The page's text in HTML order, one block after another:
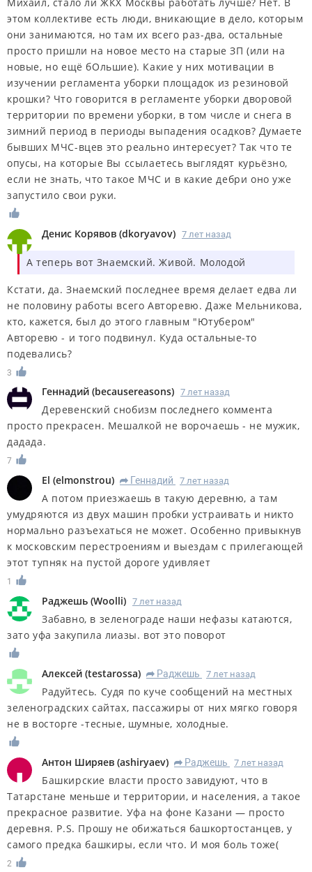
этом коллективе есть люди, вникающие в дело, которым
они занимаются, но там их всего раз-два, остальные
просто пришли на новое место на старые ЗП (или на
новые, но ещё бОльшие). Какие у них мотивации в
изучении регламента уборки площадок из резиновой
крошки? Что говорится в регламенте уборки дворовой
территории по времени уборки, в том числе и снега в
зимний период в периоды выпадения осадков? Думаете
бывших МЧС-вцев это реально интересует? Так что те
опусы, на которые Вы ссылаетесь выглядят курьёзно,
если не знать, что такое МЧС и в какие дебри оно уже
запустило свои руки.
Денис Корявов (dkoryavov) 7 лет назад
А теперь вот Знаемский. Живой. Молодой
Кстати, да. Знаемский последнее время делает едва ли
не половину работы всего Авторевю. Даже Мельникова,
кто, кажется, был до этого главным "Ютубером"
Авторевю - и того подвинул. Куда остальные-то
подевались?
3
Геннадий (becausereasons) 7 лет назад
Деревенский снобизм последнего коммента
просто прекрасен. Мешалкой не ворочаешь - не мужик,
дадада.
7
El (elmonstrou) R Геннадий 7 лет назад
А потом приезжаешь в такую деревню, а там
умудряются из двух машин пробки устраивать и никто
нормально разъехаться не может. Особенно привыкнув
к московским перестроениям и выездам с прилегающей
этот тупняк на пустой дороге удивляет
1
Раджешь (Woolli) 7 лет назад
Забавно, в зеленограде наши нефазы катаются,
зато уфа закупила лиазы. вот это поворот
Алексей (testarossa) R Раджешь 7 лет назад
Радуйтесь. Судя по куче сообщений на местных
зеленоградских сайтах, пассажиры от них мягко говоря
не в восторге -тесные, шумные, холодные.
Антон Ширяев (ashiryaev) R Раджешь 7 лет назад
Башкирские власти просто завидуют, что в
Татарстане меньше и территории, и населения, а такое
прекрасное развитие. Уфа на фоне Казани — просто
деревня. P.S. Прошу не обижаться башкортостанцев, у
самого предка башкиры, если что. И моя боль тоже(
2